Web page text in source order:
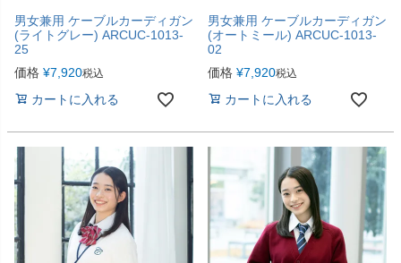
男女兼用 ケーブルカーディガン
(ライトグレー) ARCUC-1013-
25
価格 ¥7,920税込
カートに入れる
男女兼用 ケーブルカーディガン
(オートミール) ARCUC-1013-
02
価格 ¥7,920税込
カートに入れる